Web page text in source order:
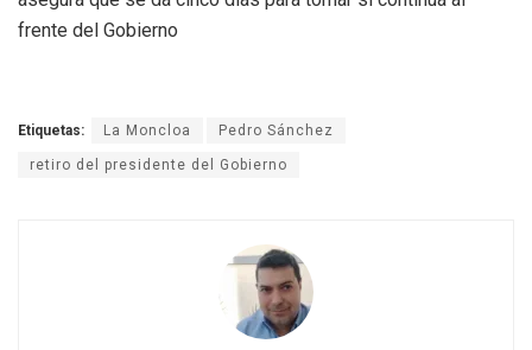
frente del Gobierno
Etiquetas: La Moncloa Pedro Sánchez
retiro del presidente del Gobierno